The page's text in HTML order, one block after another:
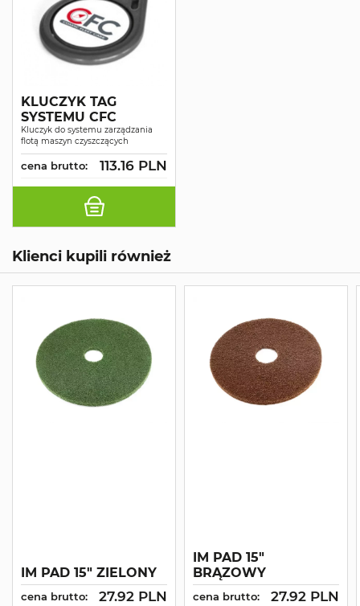
KLUCZYK TAG
SYSTEMU CFC
Kluczyk do systemu zarządzania
flotą maszyn czyszczących
cena brutto: 113.16 PLN
Klienci kupili również
IM PAD 15" ZIELONY
cena brutto: 27.92 PLN
IM PAD 15"
BRĄZOWY
cena brutto: 27.92 PLN